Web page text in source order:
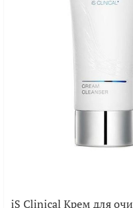
iS Clinical Крем для